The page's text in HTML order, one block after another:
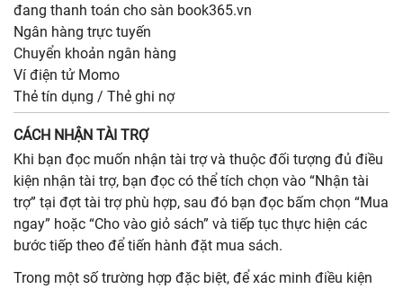
đang thanh toán cho sàn book365.vn
Ngân hàng trực tuyến
Chuyển khoản ngân hàng
Ví điện tử Momo
Thẻ tín dụng / Thẻ ghi nợ
CÁCH NHẬN TÀI TRỢ
Khi bạn đọc muốn nhận tài trợ và thuộc đối tượng đủ điều
kiện nhận tài trợ, bạn đọc có thể tích chọn vào “Nhận tài
trợ” tại đợt tài trợ phù hợp, sau đó bạn đọc bấm chọn “Mua
ngay” hoặc “Cho vào giỏ sách” và tiếp tục thực hiện các
bước tiếp theo để tiến hành đặt mua sách.
Trong một số trường hợp đặc biệt, để xác minh điều kiện